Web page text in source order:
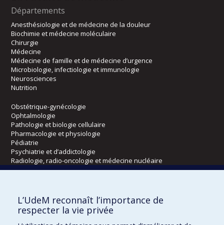
Départements
Anesthésiologie et de médecine de la douleur
Biochimie et médecine moléculaire
Chirurgie
Médecine
Médecine de famille et de médecine d’urgence
Microbiologie, infectiologie et immunologie
Neurosciences
Nutrition
Obstétrique-gynécologie
Ophtalmologie
Pathologie et biologie cellulaire
Pharmacologie et physiologie
Pédiatrie
Psychiatrie et d’addictologie
Radiologie, radio-oncologie et médecine nucléaire
Écoles
Kinésiologie et des sciences de l’activité physique
Orthophonie et audiologie
L’UdeM reconnaît l’importance de
respecter la vie privée